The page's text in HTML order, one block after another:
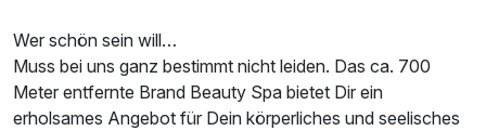
Wer schön sein will…
Muss bei uns ganz bestimmt nicht leiden. Das ca. 700
Meter entfernte Brand Beauty Spa bietet Dir ein
erholsames Angebot für Dein körperliches und seelisches